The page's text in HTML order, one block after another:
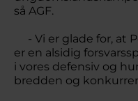
så AGF.
- Vi er glade for, at
er en alsidig
i vores defensiv og
bredden og